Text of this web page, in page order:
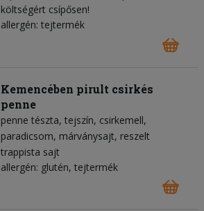
költségért csípősen!
allergén: tejtermék
Kemencében pirult csirkés
penne
penne tészta tejszín csirkemell
paradicsom márványsajt reszelt
trappista sajt
allergén: glutén, tejtermék